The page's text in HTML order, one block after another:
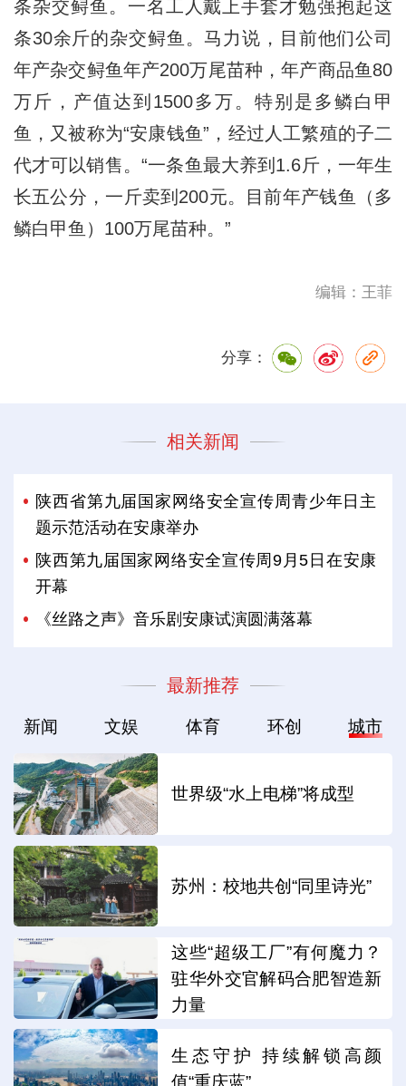
条杂交鲟鱼。一名工人戴上手套才勉强抱起这
条30余斤的杂交鲟鱼。马力说，目前他们公司
年产杂交鲟鱼年产200万尾苗种，年产商品鱼80
万斤，产值达到1500多万。特别是多鳞白甲
鱼，又被称为“安康钱鱼”，经过人工繁殖的子二
代才可以销售。“一条鱼最大养到1.6斤，一年生
长五公分，一斤卖到200元。目前年产钱鱼（多
鳞白甲鱼）100万尾苗种。”
编辑：王菲
分享：
相关新闻
陕西省第九届国家网络安全宣传周青少年日主
题示范活动在安康举办
陕西第九届国家网络安全宣传周9月5日在安康
开幕
《丝路之声》音乐剧安康试演圆满落幕
最新推荐
新闻 文娱 体育 环创 城市
世界级“水上电梯”将成型
苏州：校地共创“同里诗光”
这些“超级工厂”有何魔力？
驻华外交官解码合肥智造新
力量
生态守护 持续解锁高颜